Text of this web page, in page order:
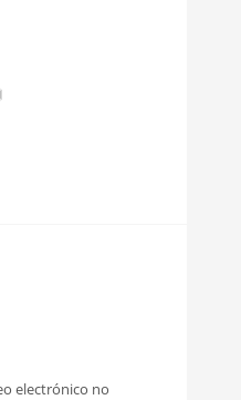
electrónico no